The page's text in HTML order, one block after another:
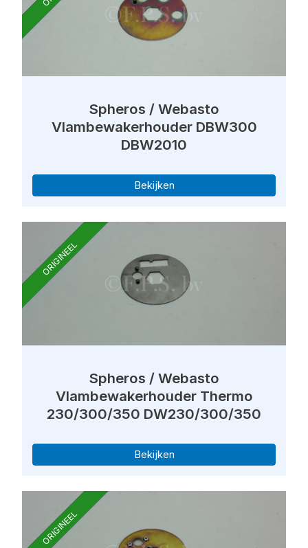
Spheros / Webasto
Vlambewakerhouder DBW300
DBW2010
Bekijken
ORIGINEEL
Spheros / Webasto
Vlambewakerhouder Thermo
230/300/350 DW230/300/350
Bekijken
ORIGINEEL